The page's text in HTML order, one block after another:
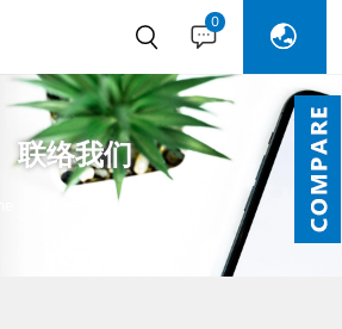
0
联络我们
联络我们